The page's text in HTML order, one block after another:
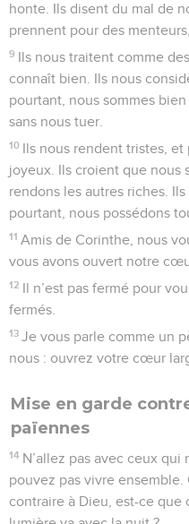
honte. Ils disent du mal de
prennent pour des
9 Ils nous traitent comme
connaît bien. Ils nous
pourtant, nous sommes
sans nous tuer.
10 Ils nous rendent tristes,
joyeux. Ils croient que nous
rendons les autres riches.
pourtant, nous possédons
11 Amis de Corinthe, nous
vous avons ouvert notre
12 Il n’est pas fermé pour
fermés.
13 Je vous parle comme un
nous : ouvrez votre cœur
Mise en garde
païennes
14 N’allez pas avec ceux
pouvez pas vivre
contraire à Dieu, est-ce que